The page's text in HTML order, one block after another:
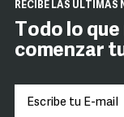
RECIBE LAS
Todo lo
comenzar